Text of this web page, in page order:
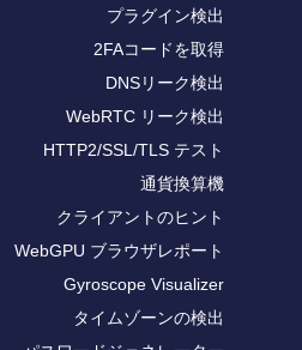
プラグイン検出
2FAコードを取得
DNSリーク検出
WebRTC リーク検出
HTTP2/SSL/TLS テスト
通貨換算機
クライアントのヒント
WebGPU ブラウザレポート
Gyroscope Visualizer
タイムゾーンの検出